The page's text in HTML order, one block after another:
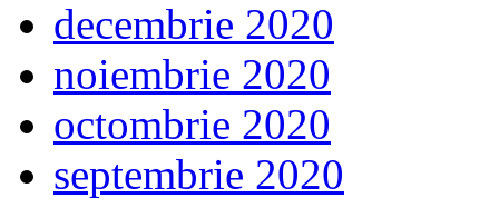
decembrie 2020
noiembrie 2020
octombrie 2020
septembrie 2020